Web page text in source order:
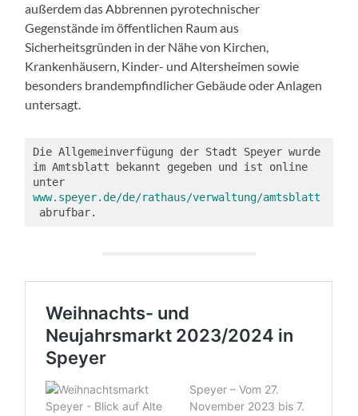
außerdem das Abbrennen pyrotechnischer
Gegenstände im öffentlichen Raum aus
Sicherheitsgründen in der Nähe von Kirchen,
Krankenhäusern, Kinder- und Altersheimen sowie
besonders brandempfindlicher Gebäude oder Anlagen
untersagt.
Die Allgemeinverfügung der Stadt Speyer wurde
im Amtsblatt bekannt gegeben und ist online
unter
www.speyer.de/de/rathaus/verwaltung/amtsblatt
abrufbar.